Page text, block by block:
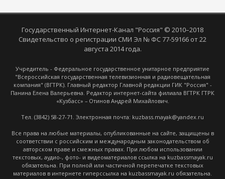
Государственный Интернет-Канал "Россия" © 2010–2018
Свидетельство о регистрации СМИ Эл № ФС 77-59166 от 22
августа 2014 года.
Учредитель - Федеральное государственное унитарное предприятие
"Всероссийская государственная телевизионная и радиовещательная
компания" (ВГТРК). Главный редактор Главной редакции ГИК "Россия" -
Панина Елена Валерьевна. Редактор интернет-сайта филиала ВГТРК ГТРК
«Кузбасс» – Отинов Андрей Михайлович.
Тел. (3842) 58-27-71. Электронная почта: kuzbass.mayak@yandex.ru
Все права на любые материалы, опубликованные на сайте, защищены в
соответствии с российским и международным законодательством об
авторском праве и смежных правах. При любом использовании
текстовых, аудио-, фото- и видеоматериалов ссылка на kuzbassmayak.ru
обязательна. При полной или частичной перепечатке текстовых
материалов в интернете гиперссылка на kuzbassmayak.ru обязательна.